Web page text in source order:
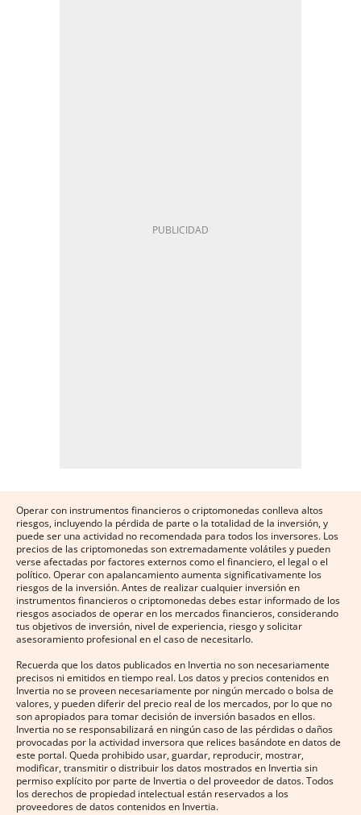
Operar con instrumentos financieros o criptomonedas conlleva altos
riesgos, incluyendo la pérdida de parte o la totalidad de la inversión, y
puede ser una actividad no recomendada para todos los inversores. Los
precios de las criptomonedas son extremadamente volátiles y pueden
verse afectadas por factores externos como el financiero, el legal o el
político. Operar con apalancamiento aumenta significativamente los
riesgos de la inversión. Antes de realizar cualquier inversión en
instrumentos financieros o criptomonedas debes estar informado de los
riesgos asociados de operar en los mercados financieros, considerando
tus objetivos de inversión, nivel de experiencia, riesgo y solicitar
asesoramiento profesional en el caso de necesitarlo.
Recuerda que los datos publicados en Invertia no son necesariamente
precisos ni emitidos en tiempo real. Los datos y precios contenidos en
Invertia no se proveen necesariamente por ningún mercado o bolsa de
valores, y pueden diferir del precio real de los mercados, por lo que no
son apropiados para tomar decisión de inversión basados en ellos.
Invertia no se responsabilizará en ningún caso de las pérdidas o daños
provocadas por la actividad inversora que relices basándote en datos de
este portal. Queda prohibido usar, guardar, reproducir, mostrar,
modificar, transmitir o distribuir los datos mostrados en Invertia sin
permiso explícito por parte de Invertia o del proveedor de datos. Todos
los derechos de propiedad intelectual están reservados a los
proveedores de datos contenidos en Invertia.